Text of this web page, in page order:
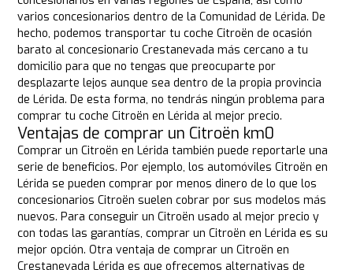
varios concesionarios dentro de la Comunidad de Lérida. De
hecho, podemos transportar tu coche Citroën de ocasión
barato al concesionario Crestanevada más cercano a tu
domicilio para que no tengas que preocuparte por
desplazarte lejos aunque sea dentro de la propia provincia
de Lérida. De esta forma, no tendrás ningún problema para
comprar tu coche Citroën en Lérida al mejor precio.
Ventajas de comprar un Citroën km0
Comprar un Citroën en Lérida también puede reportarle una
serie de beneficios. Por ejemplo, los automóviles Citroën en
Lérida se pueden comprar por menos dinero de lo que los
concesionarios Citroën suelen cobrar por sus modelos más
nuevos. Para conseguir un Citroën usado al mejor precio y
con todas las garantías, comprar un Citroën en Lérida es su
mejor opción. Otra ventaja de comprar un Citroën en
Crestanevada Lérida es que ofrecemos alternativas de